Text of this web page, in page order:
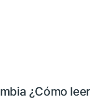
¿Cómo leer